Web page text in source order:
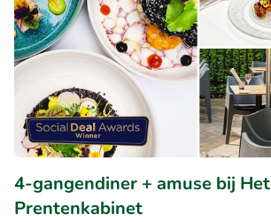
4-gangendiner + amuse bij Het
Prentenkabinet